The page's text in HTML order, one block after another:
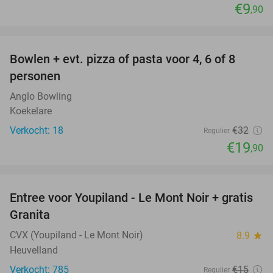
€9,90
Bowlen + evt. pizza of pasta voor 4, 6 of 8
personen
Anglo Bowling
Koekelare
Verkocht: 18
Regulier €32
€19,90
47%
Entree voor Youpiland - Le Mont Noir + gratis
Granita
CVX (Youpiland - Le Mont Noir) 8.9 star
Heuvelland
Verkocht: 785
Regulier €15